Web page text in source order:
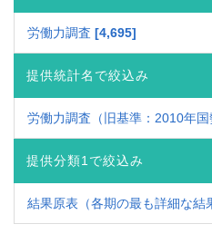
労働力調査 4,695
提供統計名で絞込み
提供分類1で絞込み
結果原表（各期の最も詳細な